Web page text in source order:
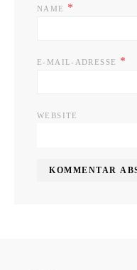
NAME *
E-MAIL-ADRESSE *
WEBSITE